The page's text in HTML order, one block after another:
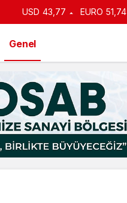
USD 43,77 EURO 51,74
Genel